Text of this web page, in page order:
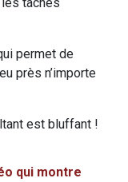
permet de
près n’importe
est bluffant !
qui montre